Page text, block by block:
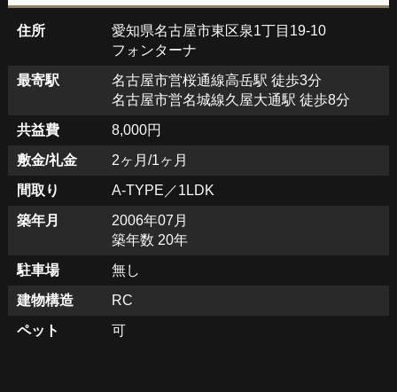
住所
愛知県名古屋市東区泉1丁目19-10
フォンターナ
最寄駅
名古屋市営桜通線高岳駅 徒歩3分
名古屋市営名城線久屋大通駅 徒歩8分
共益費
8,000円
敷金/礼金
2ヶ月/1ヶ月
間取り
A-TYPE／1LDK
築年月
2006年07月
築年数 20年
駐車場
無し
建物構造
RC
ペット
可